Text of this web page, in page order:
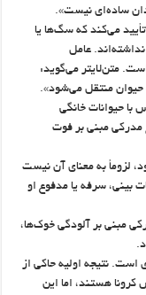
ساده‌ای نیست».
می‌کند که سگ‌ها یا
عامل
متن‌لایتر می‌گوید:
حیوان منتقل می‌شود».
با حیوانات خانگی
مدرکی مبنی بر فوت
لزومأ به معنای آن نیست
بینی، سرفه یا مدفوع او
مبنی بر آلودگی خوک‌ها،
نتیجه اولیه حاکی از
هستند، اما این